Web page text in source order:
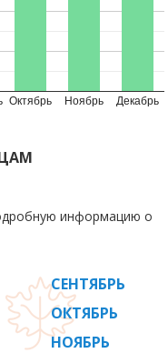
Октябрь Ноябрь Декабрь
информацию о
СЕНТЯБРЬ
ОКТЯБРЬ
НОЯБРЬ